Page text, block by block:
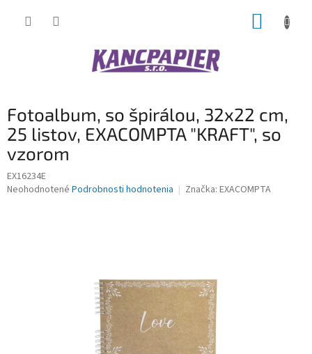
Fotoalbum, so špirálou, 32x22 cm,
25 listov, EXACOMPTA "KRAFT", so
vzorom
EX16234E
Priemerné
Neohodnotené Podrobnosti hodnotenia Značka: EXACOMPTA